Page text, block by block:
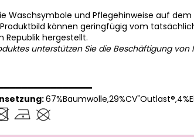
Waschsymbole und Pflegehinweise auf
können geringfügig vom
Republik hergestellt.
unterstützen Sie die Beschäftigung